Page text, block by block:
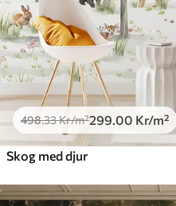
498.33Kr/m²299 .00 Kr/m²
Skog med djur